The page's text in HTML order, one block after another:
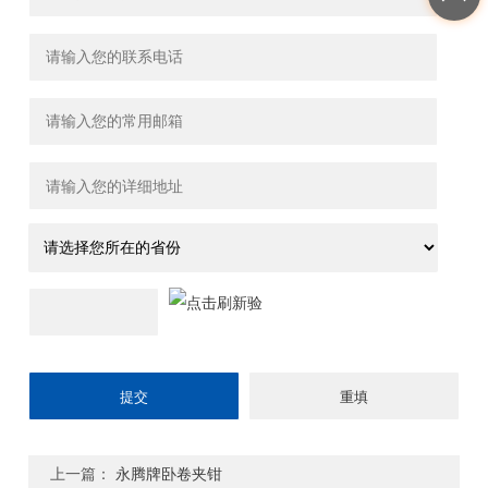
上一篇： 永腾牌卧卷夹钳